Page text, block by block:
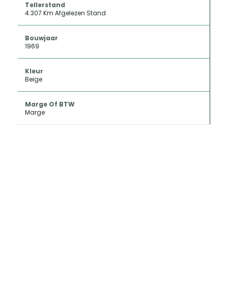
Tellerstand
4.307 Km Afgelezen Stand
Bouwjaar
1969
Kleur
Beige
Marge Of BTW
Marge